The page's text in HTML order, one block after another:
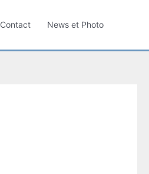
Contact News et Photo